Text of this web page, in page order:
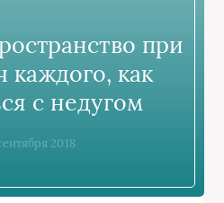
при
как
с недугом
2018